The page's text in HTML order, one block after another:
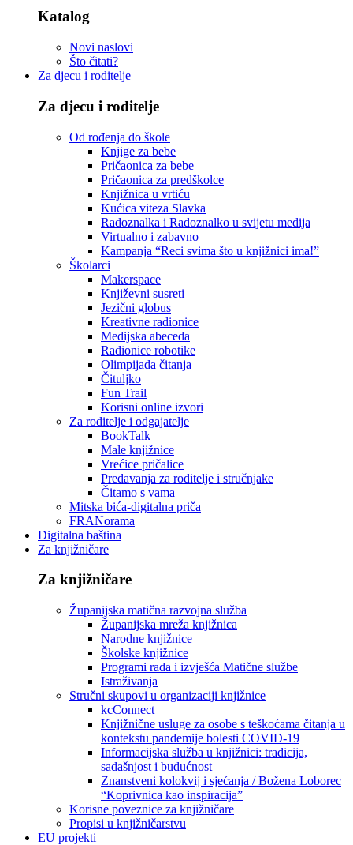
Katalog
Novi naslovi
Što čitati?
Za djecu i roditelje
Za djecu i roditelje
Od rođenja do škole
Knjige za bebe
Pričaonica za bebe
Pričaonica za predškolce
Knjižnica u vrtiću
Kućica viteza Slavka
Radoznalka i Radoznalko u svijetu medija
Virtualno i zabavno
Kampanja “Reci svima što u knjižnici ima!”
Školarci
Makerspace
Književni susreti
Jezični globus
Kreativne radionice
Medijska abeceda
Radionice robotike
Olimpijada čitanja
Čituljko
Fun Trail
Korisni online izvori
Za roditelje i odgajatelje
BookTalk
Male knjižnice
Vrećice pričalice
Predavanja za roditelje i stručnjake
Čitamo s vama
Mitska bića-digitalna priča
FRANorama
Digitalna baština
Za knjižničare
Za knjižničare
Županijska matična razvojna služba
Županijska mreža knjižnica
Narodne knjižnice
Školske knjižnice
Programi rada i izvješća Matične službe
Istraživanja
Stručni skupovi u organizaciji knjižnice
kcConnect
Knjižnične usluge za osobe s teškoćama čitanja u
kontekstu pandemije bolesti COVID-19
Informacijska služba u knjižnici: tradicija,
sadašnjost i budućnost
Znanstveni kolokvij i sjećanja / Božena Loborec
“Koprivnica kao inspiracija”
Korisne poveznice za knjižničare
Propisi u knjižničarstvu
EU projekti